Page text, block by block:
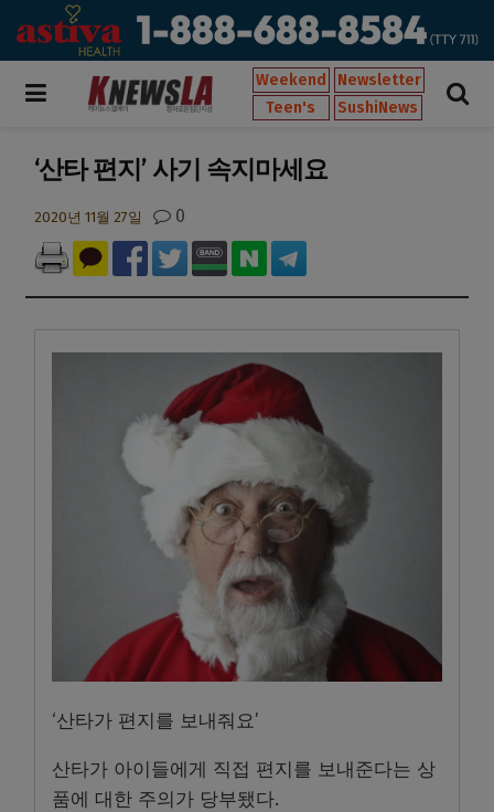
Weekend
Newsletter
Teen's
SushiNews
‘산타 편지’ 사기 속지마세요
2020년 11월 27일 0
‘산타가 편지를 보내줘요’
산타가 아이들에게 직접 편지를 보내준다는 상
품에 대한 주의가 당부됐다.